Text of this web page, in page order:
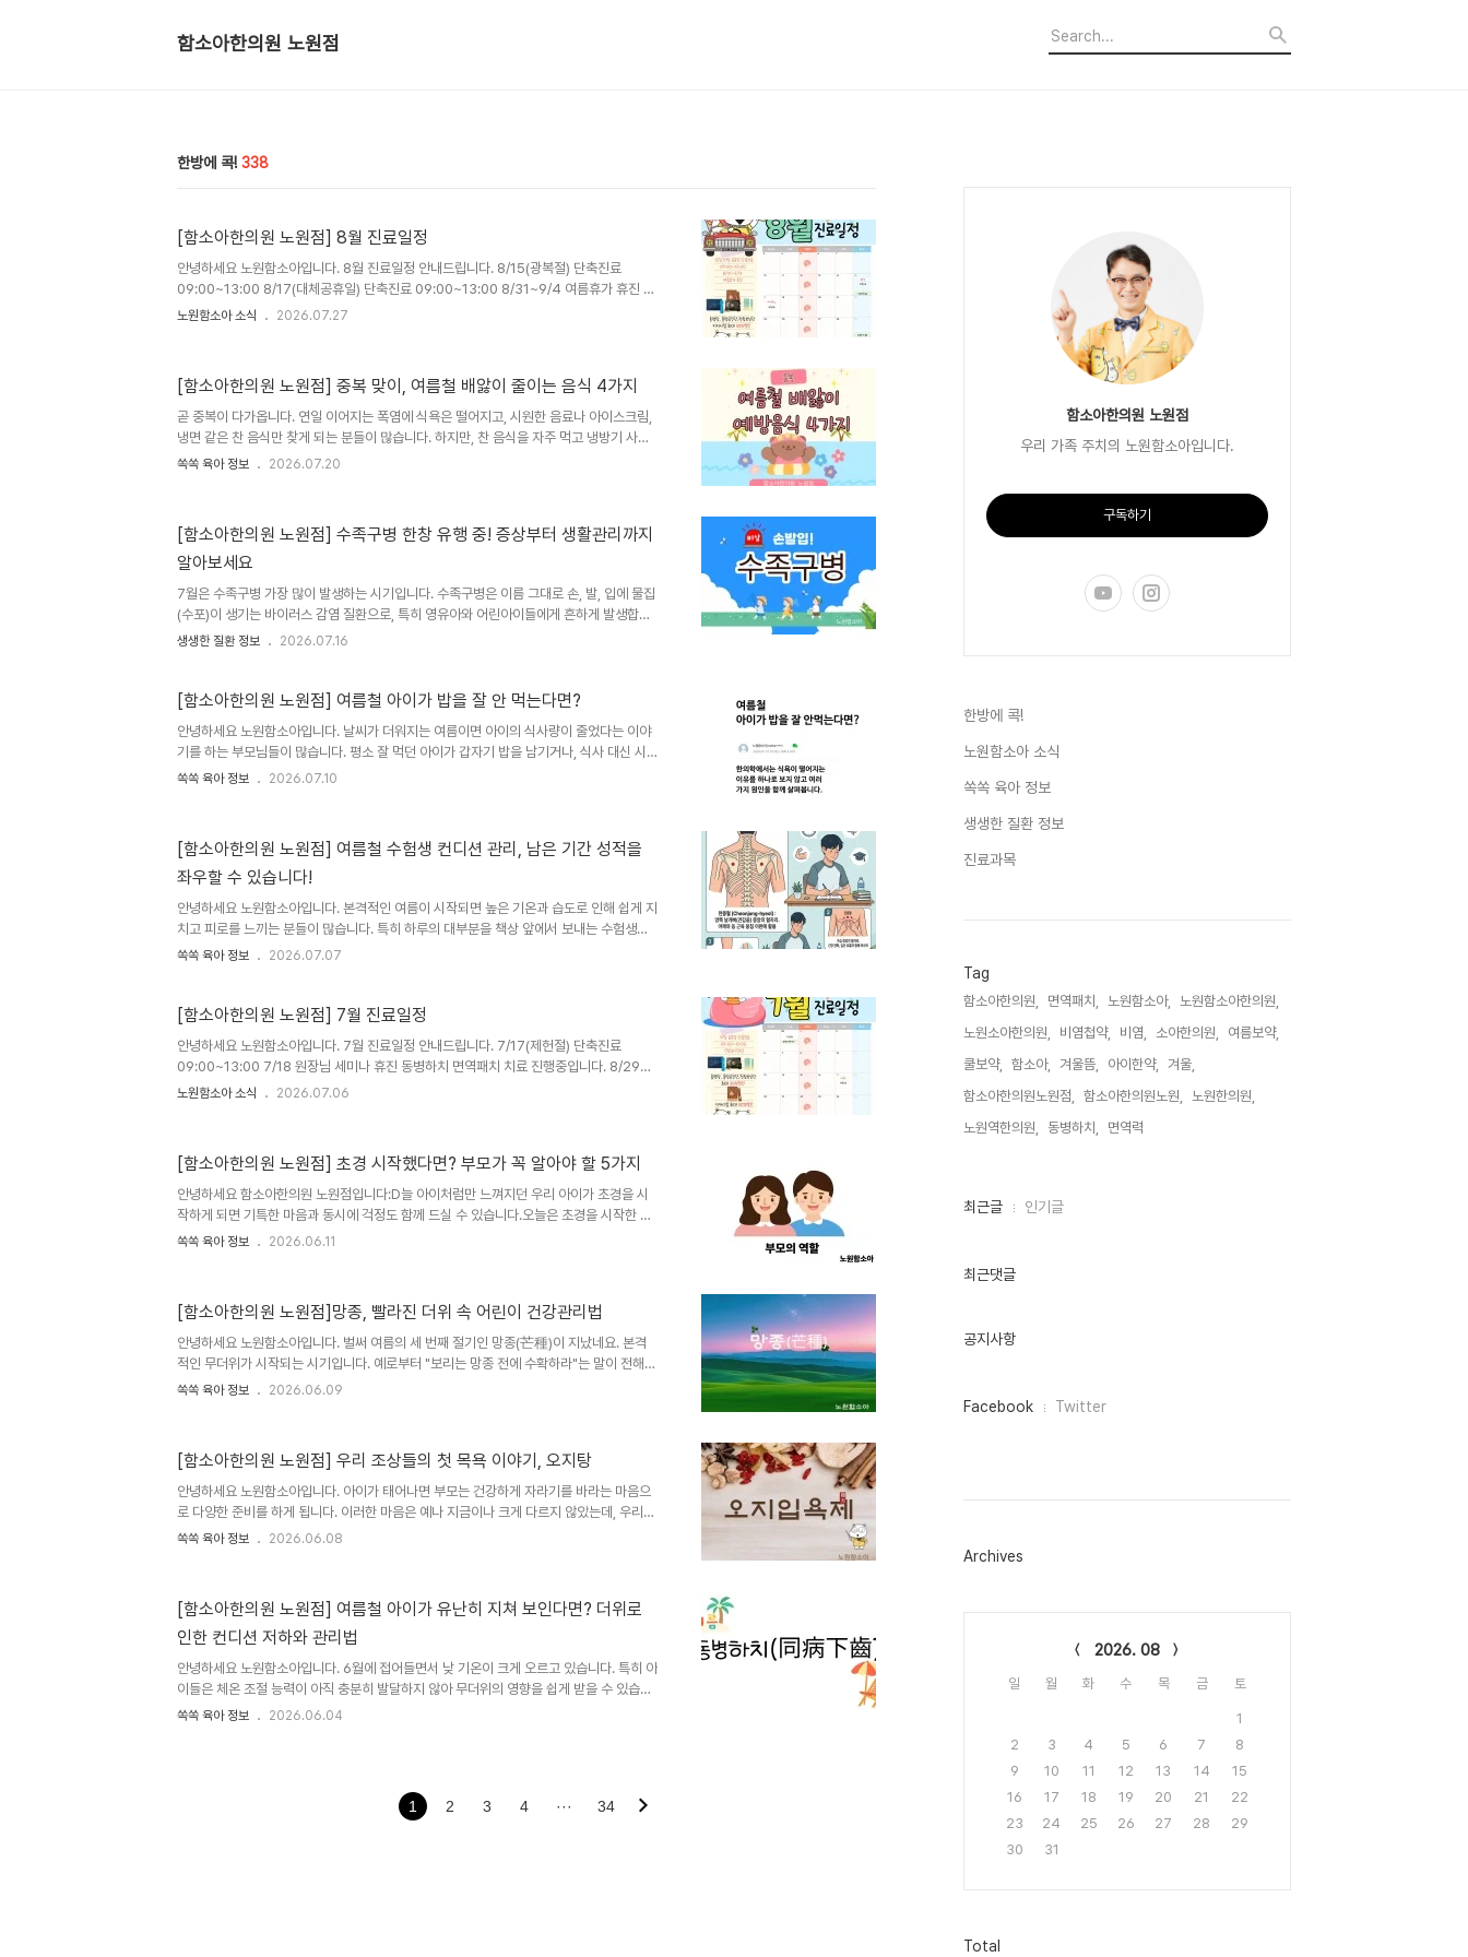
함소아한의원 노원점
한방에 콕! 338
[함소아한의원 노원점] 8월 진료일정
안녕하세요 노원함소아입니다. 8월 진료일정 안내드립니다. 8/15(광복절) 단축진료
09:00~13:00 8/17(대체공휴일) 단축진료 09:00~13:00 8/31~9/4 여름휴가 휴진 동
병하치 면역패치 치료 진행중입니다. 8/29일까지 진행됩니다. 평일(월화목금) 10-18시
노원함소아 소식 2026.07.27
[함소아한의원 노원점] 중복 맞이, 여름철 배앓이 줄이는 음식 4가지
곧 중복이 다가옵니다. 연일 이어지는 폭염에 식욕은 떨어지고, 시원한 음료나 아이스크림,
냉면 같은 찬 음식만 찾게 되는 분들이 많습니다. 하지만, 찬 음식을 자주 먹고 냉방기 사용
시간이 길어지면 속이 불편하거나 배앓이, 설사 등 위장 컨디션이 흔들리기 쉽습니다. 특히
르는 음식이 바로 삼계탕입니다. 닭고기는 양질의 단백질이 풍부해 기력 보충에도 도움이
되는 대표적인 여름 보양식입니다. 한의학에서는 여름철에는 땀을 많이 흘리면서 몸의 기..
쏙쏙 육아 정보 2026.07.20
[함소아한의원 노원점] 수족구병 한창 유행 중! 증상부터 생활관리까지
알아보세요
7월은 수족구병 가장 많이 발생하는 시기입니다. 수족구병은 이름 그대로 손, 발, 입에 물집
(수포)이 생기는 바이러스 감염 질환으로, 특히 영유아와 어린아이들에게 흔하게 발생합니
다. 어린이집이나 유치원처럼 단체생활을 하는 아이들은 쉽게 전파될 수 있어 이맘때 부모
그리고 생활관리 방법까지 자세히 알아보겠습니다.수족구병은 장바이러스(엔테로바이러
엔테로바이러스71을 비롯해 다양한 바이러스가 원인이 될 수 있습니다. 바이러스 종류가
여러 가지이기 때문에 ..
생생한 질환 정보 2026.07.16
[함소아한의원 노원점] 여름철 아이가 밥을 잘 안 먹는다면?
안녕하세요 노원함소아입니다. 날씨가 더워지는 여름이면 아이의 식사량이 줄었다는 이야
기를 하는 부모님들이 많습니다. 평소 잘 먹던 아이가 갑자기 밥을 남기거나, 식사 대신 시
원한 음료나 간식만 찾는 모습을 보면 걱정이 될 수밖에 없습니다. 물론 무더운 날씨에는 누
먼저 실제로 먹고 싶은 마음 자체가 줄어든 경우입니다. 한의학에서는 이러한 상태를 비위
기능이 저하된 것으로 설명하기도 합니다. 음식이 잘 소화되지 않고 쉽게 더부룩하거나 피
로감을 함께 호소하..
쏙쏙 육아 정보 2026.07.10
[함소아한의원 노원점] 여름철 수험생 컨디션 관리, 남은 기간 성적을
좌우할 수 있습니다!
안녕하세요 노원함소아입니다. 본격적인 여름이 시작되면 높은 기온과 습도로 인해 쉽게 지
치고 피로를 느끼는 분들이 많습니다. 특히 하루의 대부분을 책상 앞에서 보내는 수험생들
은 체력 소모가 극심해지고 집중력이 뚝 떨어지기 쉬운 시기인데요. 여기에 수능이 점점 가
이는 데 긍정적인 자극이 되기도 하지만, 과도한 긴장은 숙면을 방해하고, 식욕 저하, 목과
학습량을 늘리기보다는, 규칙적인 생활과 충분한 휴식을 통해 몸의 균형(밸런스)을 유지하
는 것이 무엇보다..
쏙쏙 육아 정보 2026.07.07
[함소아한의원 노원점] 7월 진료일정
안녕하세요 노원함소아입니다. 7월 진료일정 안내드립니다. 7/17(제헌절) 단축진료
09:00~13:00 7/18 원장님 세미나 휴진 동병하치 면역패치 치료 진행중입니다. 8/29일
까지 진행됩니다. 평일(월화목금) 10-18시(점심시간 12:30~14:00) 토 9시-15시 (점심
노원함소아 소식 2026.07.06
[함소아한의원 노원점] 초경 시작했다면? 부모가 꼭 알아야 할 5가지
안녕하세요 함소아한의원 노원점입니다:D늘 아이처럼만 느껴지던 우리 아이가 초경을 시
작하게 되면 기특한 마음과 동시에 걱정도 함께 드실 수 있습니다.오늘은 초경을 시작한 아
이에게 부모님이 어떻게 함께해주면 좋을지 안내드려봅니다.우리 아이의 첫 생리, 부모님의
비물이 증가할 수 있어 속옷을 자주 갈아입는 등 청결 관리에 대한 안내도 함께 필요합니다.
몸과 마음의 변화, 이렇게 알려주세요생리를 시작하면 평소와 다르게 몸과 감정에 변화가
나타날 수 있습니..
쏙쏙 육아 정보 2026.06.11
[함소아한의원 노원점]망종, 빨라진 더위 속 어린이 건강관리법
안녕하세요 노원함소아입니다. 벌써 여름의 세 번째 절기인 망종(芒種)이 지났네요. 본격
적인 무더위가 시작되는 시기입니다. 예로부터 "보리는 망종 전에 수확하라"는 말이 전해질
만큼 농사일이 바빠지는 때이기도 합니다. 이 시기를 놓치면 한 해 농사에 차질이 생기듯,
악하는 것부터 시작됩니다.평소보다 쉽게 피곤해하거나 활동량이 줄어들지는 않았는지, 식
사량이 감소하거나 입맛을 잃지는 않았는지 살펴보는 것이 좋습니다. 또한 잠을 설치거나
아침에 일어나기 ..
쏙쏙 육아 정보 2026.06.09
[함소아한의원 노원점] 우리 조상들의 첫 목욕 이야기, 오지탕
안녕하세요 노원함소아입니다. 아이가 태어나면 부모는 건강하게 자라기를 바라는 마음으
로 다양한 준비를 하게 됩니다. 이러한 마음은 예나 지금이나 크게 다르지 않았는데, 우리
조상들 역시 신생아의 건강과 무탈한 성장을 기원하며 여러 육아 풍습을 이어왔습니다.그중
을 중요하게 여겼으며, 다양한 식물과 나무가 지닌 상징적 의미를 생활 속에 활용했습니다.
오지탕에 사용되는 나무들 역시 각각의 의미를 담고 있으며, 아이가 건강하게 성장하기를
바라는 가족의 ..
쏙쏙 육아 정보 2026.06.08
[함소아한의원 노원점] 여름철 아이가 유난히 지쳐 보인다면? 더위로
인한 컨디션 저하와 관리법
안녕하세요 노원함소아입니다. 6월에 접어들면서 낮 기온이 크게 오르고 있습니다. 특히 아
이들은 체온 조절 능력이 아직 충분히 발달하지 않아 무더위의 영향을 쉽게 받을 수 있습니
다. 평소보다 기운이 없거나 입맛이 떨어지고, 자주 피곤해하는 모습을 보인다면 여름철 환
으로 설명하기도한의학에서는 초여름이 되면서 기온과 습도가 올라갈 때 몸이 계절 변화에
적응하지 못해 나타나는 상태를 주하병이라고 설명합니다. 기온 상승에 몸이 충분히 적응하
쏙쏙 육아 정보 2026.06.04
1 2 3 4 ··· 34
함소아한의원 노원점
우리 가족 주치의 노원함소아입니다.
구독하기
한방에 콕!
노원함소아 소식
쏙쏙 육아 정보
생생한 질환 정보
진료과목
Tag
함소아한의원, 면역패치, 노원함소아,
노원함소아한의원,
노원소아한의원,
비염첩약, 비염, 소아한의원,
여름보약,
쿨보약,
함소아, 겨울뜸, 아이한약,
겨울,
함소아한의원노원점,
함소아한의원노원,
노원한의원,
노원역한의원,
동병하치, 면역력,
최
인
최근글 인기글
최근댓글
공지사항
페
그
Facebook Twitter
Archives
2026. 08
일 월 화 수 목 금 토
1
2
3 4 5 6 7
8
9
10 11 12 13 14
15
16
17 18 19 20 21
22
23
24 25 26 27 28
29
30
31
방
Total